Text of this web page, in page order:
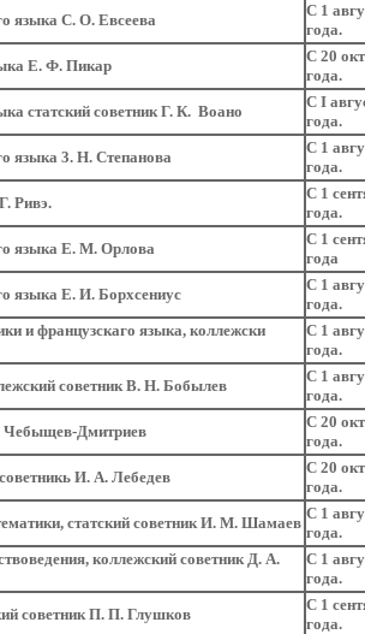
языка С. О. Евсеева
С 1
года.
Е. Ф. Пикар
С 20
года.
статский советник Г. К. Воано
С I
года.
языка 3. Н. Степанова
С 1
года.
Ривэ.
С 1
года.
языка Е. М. Орлова
С 1
года
языка Е. И. Борхсениус
С 1
года.
и французскаго языка, коллежски
С 1
года.
советник В. Н. Бобылев
С 1
года.
Чебыщев-Дмитриев
С 20
года.
И. А. Лебедев
С 20
года.
статский советник И. М. Шамаев
С 1
года.
коллежский советникД. А.
С 1
года.
советник П. П. Глушков
С 1
года.